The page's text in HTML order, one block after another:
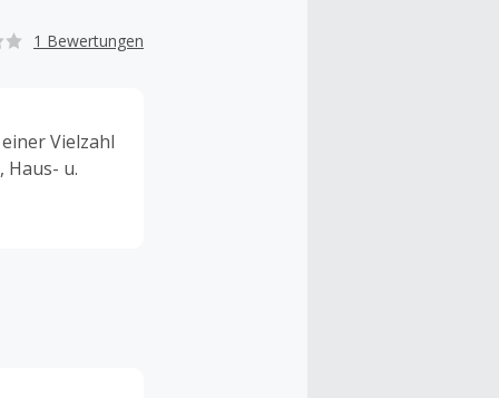
1 Bewertungen
Vielzahl
u.